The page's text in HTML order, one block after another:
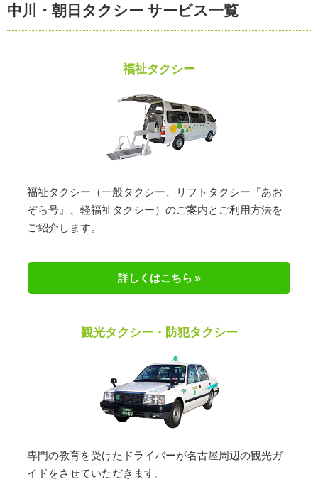
中川・朝日タクシー サービス一覧
福祉タクシー
福祉タクシー（一般タクシー、リフトタクシー『あお
ぞら号』、軽福祉タクシー）のご案内とご利用方法を
ご紹介します。
詳しくはこちら »
観光タクシー・防犯タクシー
専門の教育を受けたドライバーが名古屋周辺の観光ガ
イドをさせていただきます。